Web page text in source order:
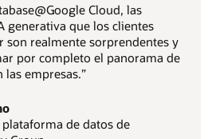
Cloud, las
generativa que los clientes
son realmente sorprendentes y
por completo el panorama de
las empresas.”
de datos de